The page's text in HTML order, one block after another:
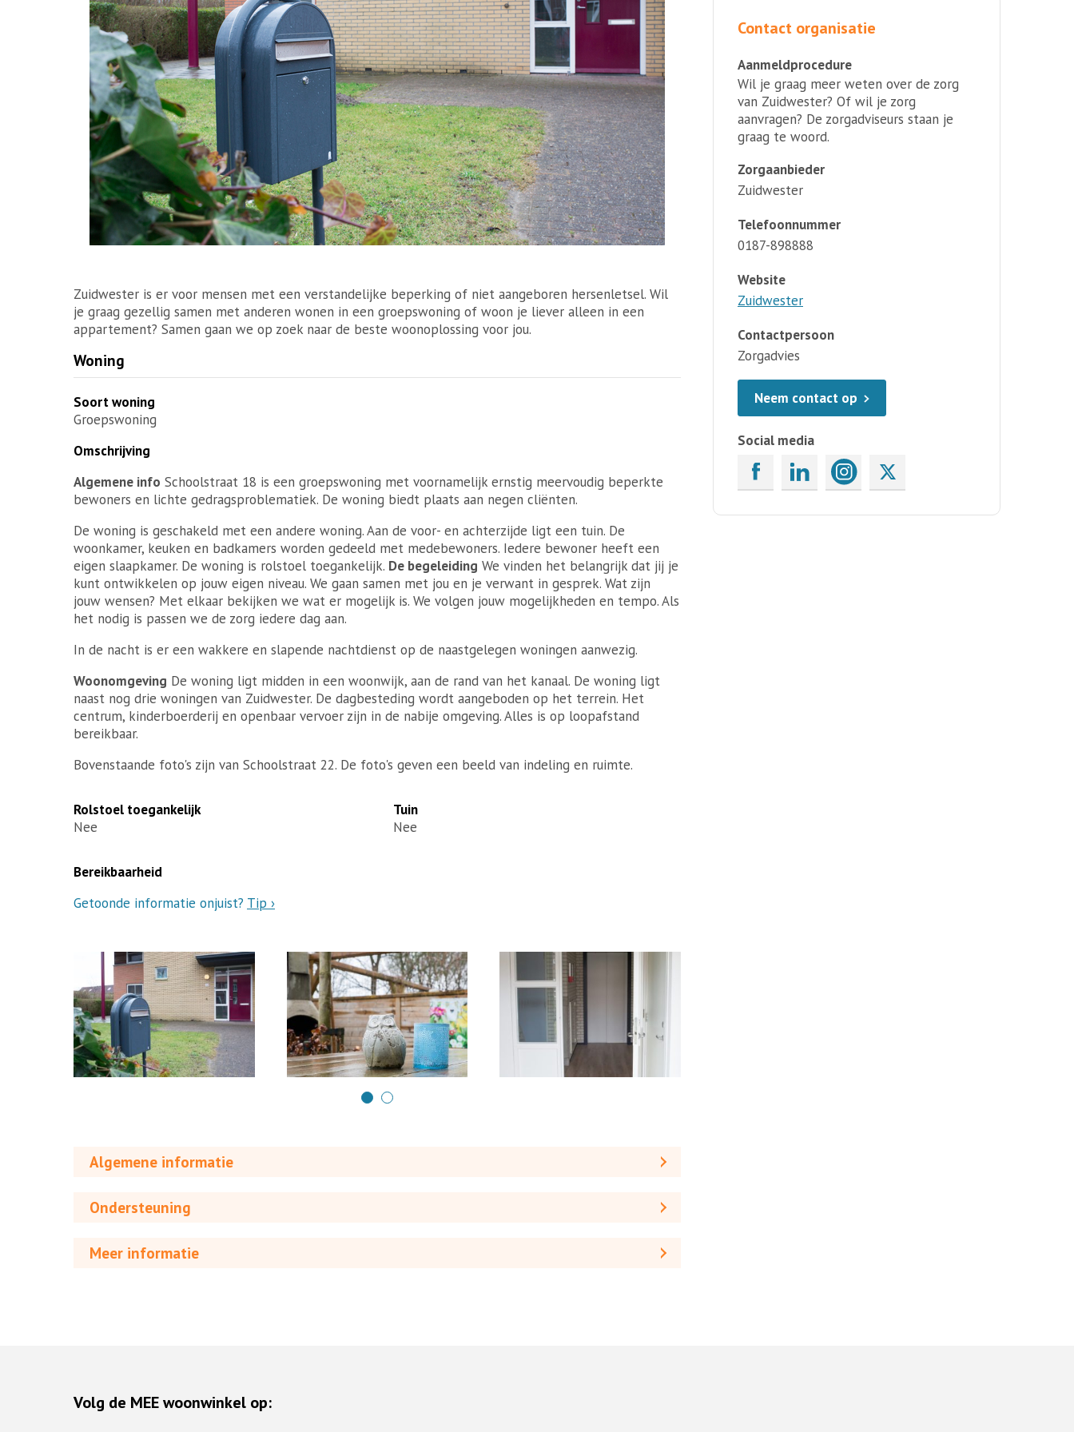
Zuidwester is er voor mensen met een verstandelijke beperking of niet aangeboren hersenletsel. Wil
je graag gezellig samen met anderen wonen in een groepswoning of woon je liever alleen in een
appartement? Samen gaan we op zoek naar de beste woonoplossing voor jou.
Woning
Soort woning
Groepswoning
Omschrijving
Algemene info Schoolstraat 18 is een groepswoning met voornamelijk ernstig meervoudig beperkte
bewoners en lichte gedragsproblematiek. De woning biedt plaats aan negen cliënten.
De woning is geschakeld met een andere woning. Aan de voor- en achterzijde ligt een tuin. De
woonkamer, keuken en badkamers worden gedeeld met medebewoners. Iedere bewoner heeft een
eigen slaapkamer. De woning is rolstoel toegankelijk. De begeleiding We vinden het belangrijk dat jij je
kunt ontwikkelen op jouw eigen niveau. We gaan samen met jou en je verwant in gesprek. Wat zijn
jouw wensen? Met elkaar bekijken we wat er mogelijk is. We volgen jouw mogelijkheden en tempo. Als
het nodig is passen we de zorg iedere dag aan.
In de nacht is er een wakkere en slapende nachtdienst op de naastgelegen woningen aanwezig.
Woonomgeving De woning ligt midden in een woonwijk, aan de rand van het kanaal. De woning ligt
naast nog drie woningen van Zuidwester. De dagbesteding wordt aangeboden op het terrein. Het
centrum, kinderboerderij en openbaar vervoer zijn in de nabije omgeving. Alles is op loopafstand
bereikbaar.
Bovenstaande foto's zijn van Schoolstraat 22. De foto's geven een beeld van indeling en ruimte.
Rolstoel toegankelijk
Nee
Tuin
Nee
Bereikbaarheid
Getoonde informatie onjuist? Tip ›
Algemene informatie
Ondersteuning
Meer informatie
Contact organisatie
Aanmeldprocedure
Wil je graag meer weten over de zorg
van Zuidwester? Of wil je zorg
aanvragen? De zorgadviseurs staan je
graag te woord.
Zorgaanbieder
Zuidwester
Telefoonnummer
0187-898888
Website
Zuidwester
Contactpersoon
Zorgadvies
Neem contact op
Social media
Volg de MEE woonwinkel op: